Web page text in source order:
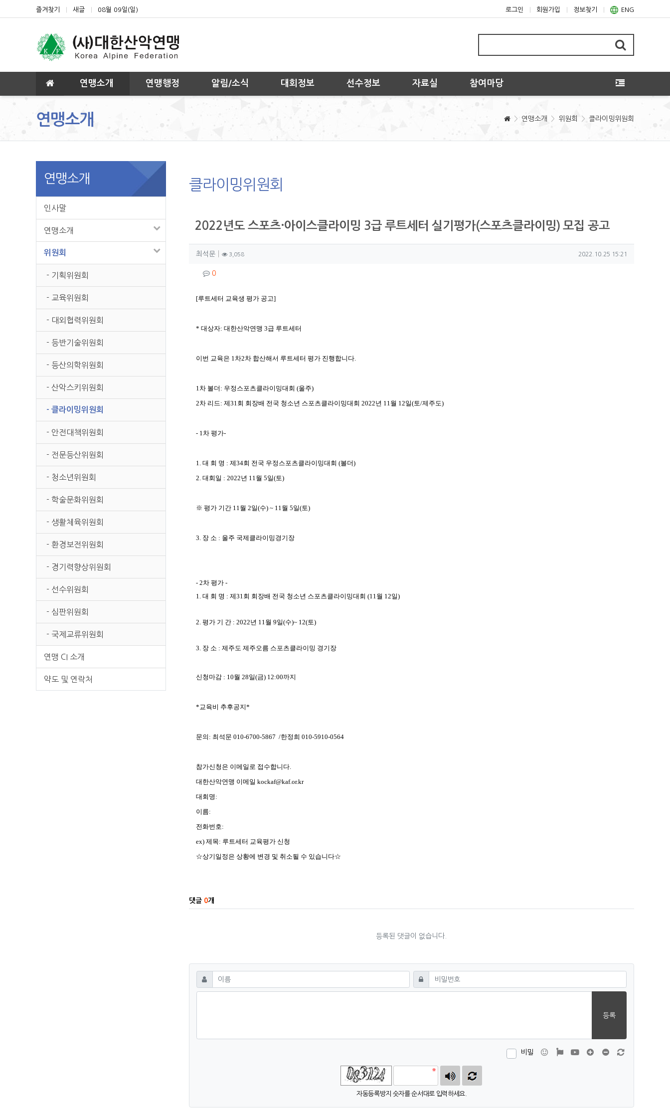
상단 네비
즐겨찾기 새글 08월 09일(일) 로그인 회원가입 정보찾기 ENG
메인 메뉴 연맹소개 연맹행정 알림/소식 대회정보 선수정보 자료실 참여마당
연맹소개 연맹소개 위원회 클라이밍위원회
클라이밍위원회
2022년도 스포츠·아이스클라이밍 3급 루트세터 실기평가(스포츠클라이밍) 모집 공고
작성자 정보
최석문 작성3,058조회 작성일
2022.10.25 15:21
컨텐츠 정보
0댓글
본문
[루트세터 교육생 평가 공고]
* 대상자: 대한산악연맹 3급 루트세터
이번 교육은 1차2차 합산해서 루트세터 평가 진행합니다.
1차 볼더: 우정스포츠클라이밍대회 (울주)
2차 리드: 제31회 회장배 전국 청소년 스포츠클라이밍대회 2022년 11월 12일(토/제주도)
- 1차 평가-
1. 대 회 명 : 제34회 전국 우정스포츠클라이밍대회 (볼더)
2. 대회일 : 2022년 11월 5일(토)
※ 평가 기간 11월 2일(수) ~ 11월 5일(토)
3. 장 소 : 울주 국제클라이밍경기장
- 2차 평가 -
1. 대 회 명 : 제31 회 회장배 전국 청소년 스포츠클라이밍대회 (11 월 12일)
2. 평가기 간 : 2022년 11 월 9일(수)~ 12(토)
3. 장 소 : 제주도 제주오름 스포츠클라이밍 경기장
신청마감 : 10월 28일(금) 12:00까지
*교육비 추후공지*
문의: 최석문 010-6700-5867 /한정희 010-5910-0564
참가신청은 이메일로 접수합니다.
대한산악연맹 이메일 kockaf@kaf.or.kr
대회명:
이름:
전화번호:
ex) 제목: 루트세터 교육평가 신청
☆상기일정은 상황에 변경 및 취소될 수 있습니다☆
댓글 0개
등록된 댓글이 없습니다.
댓글쓰기
이름 필수 비밀번호필수
등록
비밀 이모티콘폰트어썸동영상 댓글창 늘이기
댓글창 줄이기
자동등록방지 숫자를 순서대로 입력하세요.
연맹소개
인사말
연맹소개
위원회
- 기획위원회
- 교육위원회
- 대외협력위원회
- 등반기술위원회
- 등산의학위원회
- 산악스키위원회
- 클라이밍위원회
- 안전대책위원회
- 전문등산위원회
- 청소년위원회
- 학술문화위원회
- 생활체육위원회
- 환경보전위원회
- 경기력향상위원회
- 선수위원회
- 심판위원회
- 국제교류위원회
연맹 CI 소개
약도 및 연락처